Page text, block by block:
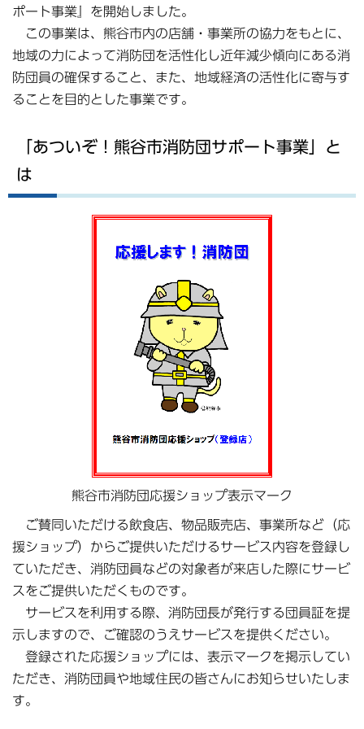
ポート事業』を開始しました。
この事業は、熊谷市内の店舗・事業所の協力をもとに、
地域の力によって消防団を活性化し近年減少傾向にある消
防団員の確保すること、また、地域経済の活性化に寄与す
ることを目的とした事業です。
「あついぞ！熊谷市消防団サポート事業」と
は
熊谷市消防団応援ショップ表示マーク
ご賛同いただける飲食店、物品販売店、事業所など（応
援ショップ）からご提供いただけるサービス内容を登録し
ていただき、消防団員などの対象者が来店した際にサービ
スをご提供いただくものです。
サービスを利用する際、消防団長が発行する団員証を提
示しますので、ご確認のうえサービスを提供ください。
登録された応援ショップには、表示マークを掲示してい
ただき、消防団員や地域住民の皆さんにお知らせいたしま
す。